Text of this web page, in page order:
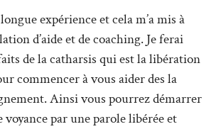
expérience et cela m’a mis à
d’aide et de coaching. Je ferai
de la catharsis qui est la libération
commencer à vous aider des la
Ainsi vous pourrez démarrer
voyance par une parole libérée et